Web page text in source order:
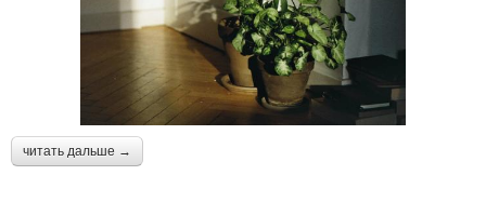
читать дальше →